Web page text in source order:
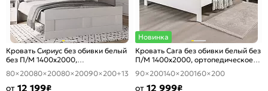
Кровать Сириус без обивки белый
без П/М 1400x2000,
ортопедическое основание,
изголовье жесткое
80×20080×20080×20090×200+13
от 12 199₽
Новинка
Кровать Сага без обивки белый без
П/М 1400x2000, ортопедическое
основание, изголовье жесткое
90×200140×200160×200
от 12 999₽